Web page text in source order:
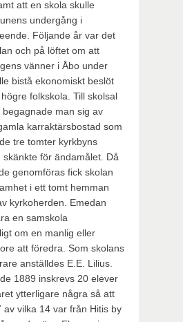
att en skola skulle
undergång i
Följande år var det
och på löftet om att
vänner i Åbo under
bistå ekonomiskt beslöt
folkskola. Till skolsal
man sig av
karraktärsbostad som
tre tomter kyrkbyns
skänkte för ändamålet. Då
genomföras fick skolan
i ett tomt hemman
kyrkoherden. Emedan
en samskola
om en manlig eller
att föredra. Som skolans
anställdes E.E. Lilius.
1889 inskrevs 20 elever
ytterligare några så att
av vilka 14 var från Hitis by